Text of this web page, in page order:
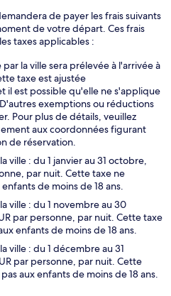
de payer les frais suivants
de votre départ. Ces frais
taxes applicables :
par la ville sera prélevée à l'arrivée à
taxe est ajustée
il est possible qu'elle ne s'applique
exemptions ou réductions
Pour plus de détails, veuillez
aux coordonnées figurant
de réservation.
ville : du 1 janvier au 31 octobre,
par nuit. Cette taxe ne
de moins de 18 ans.
ville : du 1 novembre au 30
par personne, par nuit. Cette taxe
enfants de moins de 18 ans.
ville : du 1 décembre au 31
par personne, par nuit. Cette
aux enfants de moins de 18 ans.